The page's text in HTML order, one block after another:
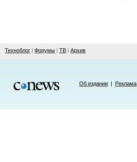
Техноблог | Форумы | ТВ | Архив
Об издании | Реклама